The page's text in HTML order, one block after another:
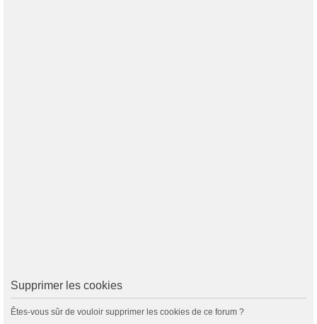
Supprimer les cookies
Êtes-vous sûr de vouloir supprimer les cookies de ce forum ?